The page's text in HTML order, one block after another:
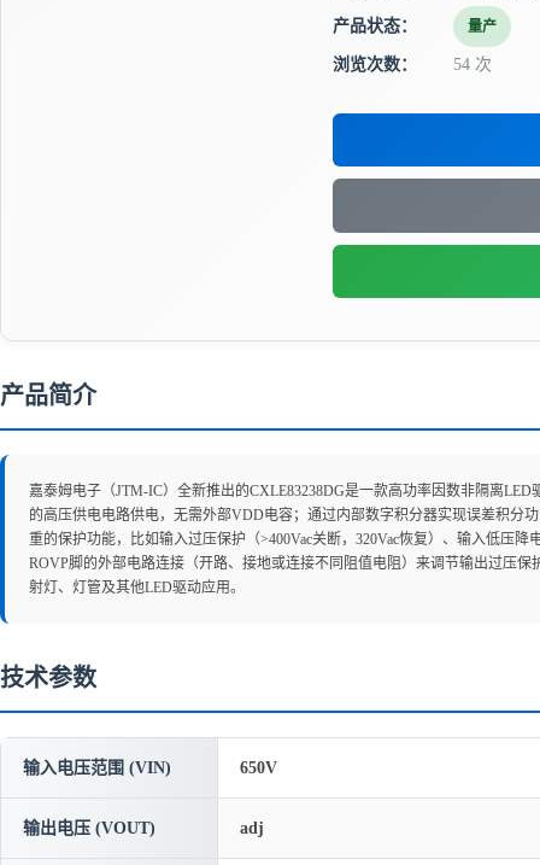
产品状态： 量产
浏览次数： 54 次
产品简介
嘉泰姆电子（JTM-IC）全新推出的CXLE83238DG是一款高功率因数非隔离
的高压供电电路供电，无需外部VDD电容；通过内部数字积分器实现误差积分
重的保护功能，比如输入过压保护（>400Vac关断，320Vac恢复）、输入低压
ROVP脚的外部电路连接（开路、接地或连接不同阻值电阻）来调节输出过压
射灯、灯管及其他LED驱动应用。
技术参数
输入电压范围 (VIN) 650V
输出电压 (VOUT) adj